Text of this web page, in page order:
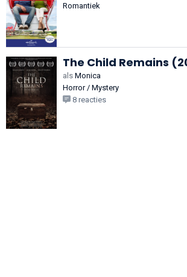
Romantiek
The Child Remains
als Monica
Horror / Mystery
8 reacties